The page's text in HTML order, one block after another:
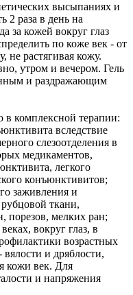
высыпаниях и
2 раза в день на
за кожей вокруг глаз
по коже век - от
не растягивая кожу.
утром и вечером. Гель
и раздражающим
в комплексной терапии:
вследствие
слезоотделения в
медикаментов,
легкого
конъюнктивитов;
заживления и
ткани,
порезов, мелких ран;
вокруг глаз, в
возрастных
и дряблости,
кожи век. Для
и напряжения